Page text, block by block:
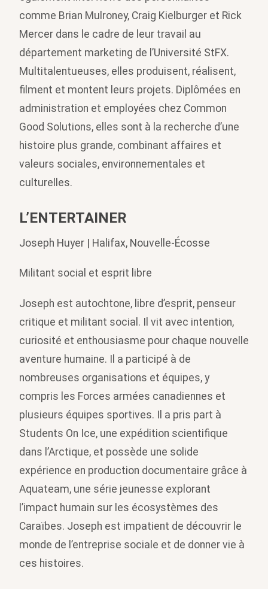
comme Brian Mulroney, Craig Kielburger et Rick
Mercer dans le cadre de leur travail au
département marketing de l’Université StFX.
Multitalentueuses, elles produisent, réalisent,
filment et montent leurs projets. Diplômées en
administration et employées chez Common
Good Solutions, elles sont à la recherche d’une
histoire plus grande, combinant affaires et
valeurs sociales, environnementales et
culturelles.
L’ENTERTAINER
Joseph Huyer | Halifax, Nouvelle-Écosse
Militant social et esprit libre
Joseph est autochtone, libre d’esprit, penseur
critique et militant social. Il vit avec intention,
curiosité et enthousiasme pour chaque nouvelle
aventure humaine. Il a participé à de
nombreuses organisations et équipes, y
compris les Forces armées canadiennes et
plusieurs équipes sportives. Il a pris part à
Students On Ice, une expédition scientifique
dans l’Arctique, et possède une solide
expérience en production documentaire grâce à
Aquateam, une série jeunesse explorant
l’impact humain sur les écosystèmes des
Caraïbes. Joseph est impatient de découvrir le
monde de l’entreprise sociale et de donner vie à
ces histoires.